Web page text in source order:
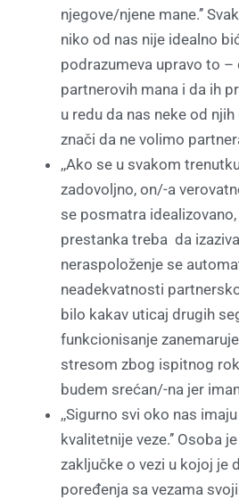
njegove/njene mane.’’
niko od nas nije idealno
podrazumeva upravo to –
partnerovih mana i da ih
u redu da nas neke od
znači da ne volimo
,,Ako se u svakom
zadovoljno, on/-a
se posmatra
prestanka treba da
neraspoloženje se
neadekvatnosti
bilo kakav uticaj drugih
funkcionisanje
stresom zbog ispitnog
budem srećan/-na jer
,,Sigurno svi oko nas
kvalitetnije veze.’’ Osoba
zaključke o vezi u kojoj je
poređenja sa vezama